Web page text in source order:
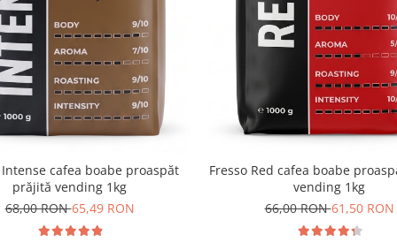
Intense cafea boabe proaspăt
prăjită vending 1kg
68,00 RON65,49 RON
Fresso Red cafea boabe
vending 1kg
66,00 RON61,50 RON